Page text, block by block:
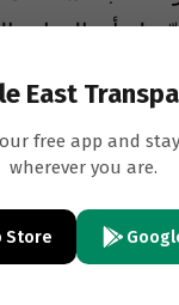
له أن
East
free app and
wherever you are.
Store